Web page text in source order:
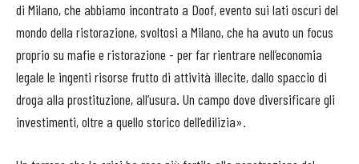
di Milano, che abbiamo incontrato a Doof, evento sui lati oscuri del
mondo della ristorazione, svoltosi a Milano, che ha avuto un focus
proprio su mafie e ristorazione - per far rientrare nell’economia
legale le ingenti risorse frutto di attività illecite, dallo spaccio di
droga alla prostituzione, all’usura. Un campo dove diversificare gli
investimenti, oltre a quello storico dell’edilizia».